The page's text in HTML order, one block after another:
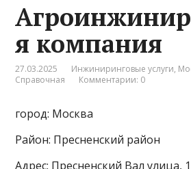
я компания
27.03.2025 Инжиниринговые услуги,
Справочная
Комментарии: 0
город: Москва
Район: Пресненский район
Адрес: Пресненский Вал улица,